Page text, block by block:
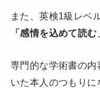
また、英検1級レベ
「感情を込めて読む
専門的な学術書の
いた本人のつもりに